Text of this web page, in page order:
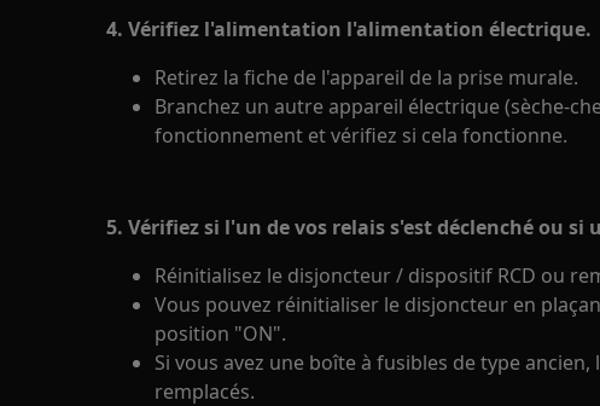
4. Vérifiez l'alimentation l'alimentation électrique.
Retirez la fiche de l'appareil de la prise murale.
Branchez un autre appareil électrique (sèche-
fonctionnement et vérifiez si cela fonctionne.
5. Vérifiez si l'un de vos relais s'est déclenché ou si
Réinitialisez le disjoncteur / dispositif RCD ou
Vous pouvez réinitialiser le disjoncteur en
position "ON".
Si vous avez une boîte à fusibles de type
remplacés.